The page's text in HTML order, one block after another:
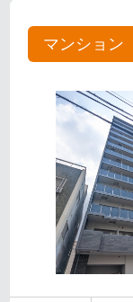
マンション